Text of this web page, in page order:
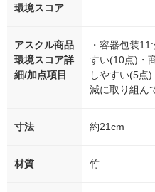
環境スコア
アスクル商品
環境スコア詳
細/加点項目
・容器包装
すい(10点)・
しやすい(5点
減に取り組ん
寸法 約21cm
材質 竹